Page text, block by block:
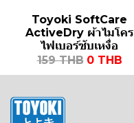
Toyoki SoftCare
ActiveDry ผ้าไมโคร
ไฟเบอร์ซับเหงื่อ
159 THB 0 THB